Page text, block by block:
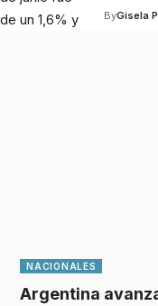
ByGisela
NACIONALES
Argentina